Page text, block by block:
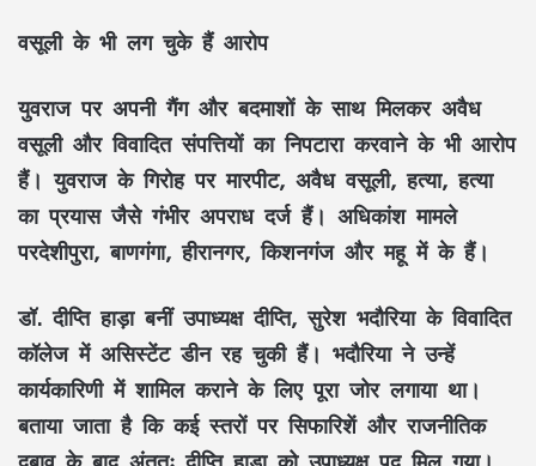
वसूली के भी लग चुके हैं आरोप
युवराज पर अपनीगैंग और बदमाशों के साथ मिलकर अवैध
वसूली और विवादित संपत्तियों का निपटारा करवाने के भी आरोप
हैं। युवराज के गिरोह पर मारपीट, अवैध वसूली, हत्या, हत्या
का प्रयास जैसे गंभीर अपराध दर्ज हैं। अधिकांश मामले
परदेशीपुरा, बाणगंगा, हीरानगर, किशनगंज और महू में के हैं।
डॉ. दीप्ति हाड़ाबनीं उपाध्यक्ष दीप्ति, सुरेश भदौरिया के विवादित
कॉलेज में असिस्टेंट डीन रह चुकी हैं। भदौरिया ने उन्हें
कार्यकारिणी में शामिल कराने के लिए पूरा जोर लगाया था।
बताया जाता है कि कई स्तरों पर सिफारिशें और राजनीतिक